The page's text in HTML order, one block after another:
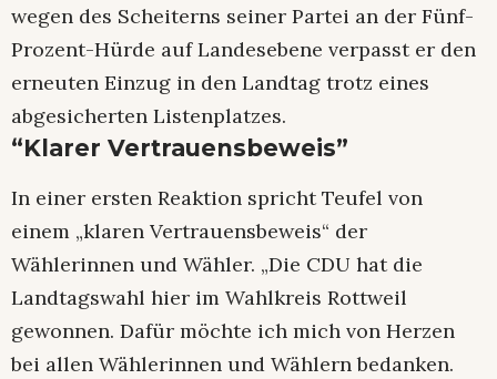
wegen des Scheiterns seiner Partei an der Fünf-
Prozent-Hürde auf Landesebene verpasst er den
erneuten Einzug in den Landtag trotz eines
abgesicherten Listenplatzes.
“Klarer Vertrauensbeweis”
In einer ersten Reaktion spricht Teufel von
einem „klaren Vertrauensbeweis“ der
Wählerinnen und Wähler. „Die CDU hat die
Landtagswahl hier im Wahlkreis Rottweil
gewonnen. Dafür möchte ich mich von Herzen
bei allen Wählerinnen und Wählern bedanken.